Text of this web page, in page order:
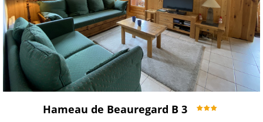
Hameau de Beauregard B 3